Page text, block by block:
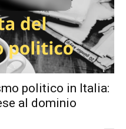
politico in Italia:
al dominio